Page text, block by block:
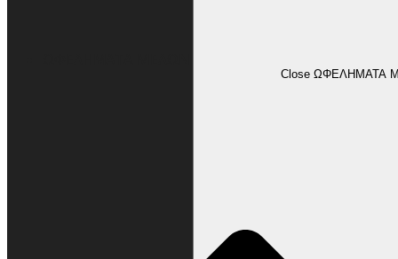
Close ΩΦΕΛΗΜΑΤΑ